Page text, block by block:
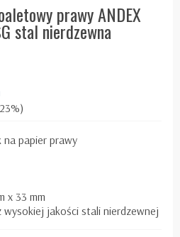
prawy ANDEX
stal nierdzewna
papier prawy
x 33 mm
jakości stali nierdzewnej